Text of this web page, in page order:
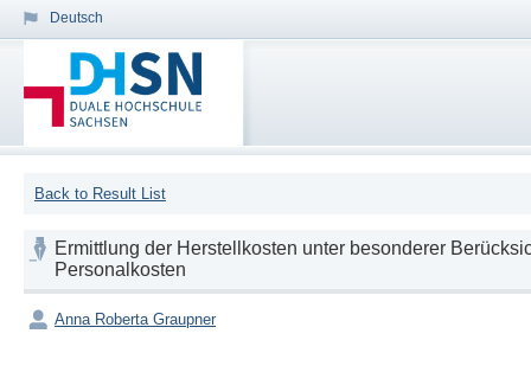
Deutsch
Back to Result List
Ermittlung der Herstellkosten unter besonderer
Personalkosten
Anna Roberta Graupner